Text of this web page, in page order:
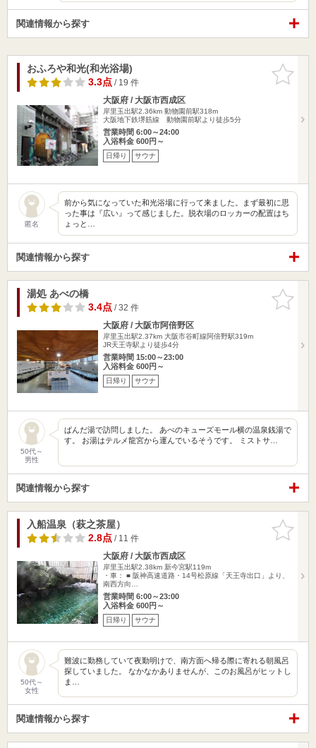
関連情報から探す
お気に入
りに追加
おふろや和光(和光浴場)
3.3点/ 19 件
大阪府 / 大阪市西成区
岸里玉出駅2.36km 動物園前駅318m
大阪地下鉄堺筋線 動物園前駅より徒歩5分
営業時間 6:00～24:00
入浴料金 600円～
日帰り サウナ
匿名
前から気になっていた和光浴場に行って来ました。まず最初に思
った事は『広い』って感じました。脱衣場のロッカーの配置はち
ょっと…
関連情報から探す
お気に入
りに追加
湯処 あべの橋
3.4点/ 32 件
大阪府 / 大阪市阿倍野区
岸里玉出駅2.37km 大阪市谷町線阿倍野駅319m
JR天王寺駅より徒歩4分
営業時間 15:00～23:00
入浴料金 600円～
日帰り サウナ
50代～
男性
ぱんだ湯で訪問しました。 あべのキューズモール横の温泉銭湯で
す。 お湯はテルメ龍宮から運んでいるそうです。 ミストサ…
関連情報から探す
お気に入
りに追加
入船温泉（萩之茶屋）
2.8点/ 11 件
大阪府 / 大阪市西成区
岸里玉出駅2.38km 新今宮駅119m
・車： ■ 阪神高速道路・14号松原線「天王寺出口」より、
南西方向…
営業時間 6:00～23:00
入浴料金 600円～
日帰り サウナ
50代～
女性
難波に勤務していて夜勤明けで、南方面へ帰る際に寄れる朝風呂
探していました。 なかなかありませんが、このお風呂がヒットし
ま…
関連情報から探す